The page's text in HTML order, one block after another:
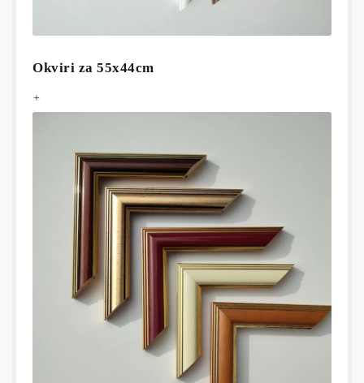
Okviri za 55x44cm
+